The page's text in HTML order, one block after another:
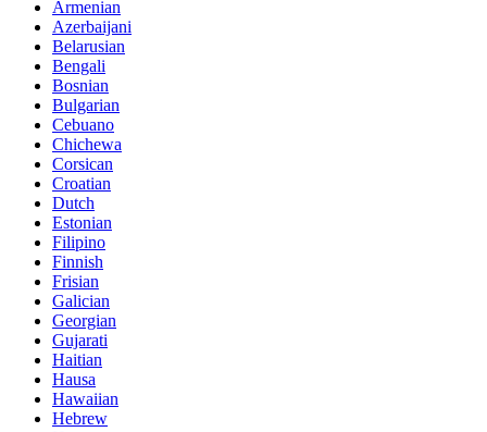
Armenian
Azerbaijani
Belarusian
Bengali
Bosnian
Bulgarian
Cebuano
Chichewa
Corsican
Croatian
Dutch
Estonian
Filipino
Finnish
Frisian
Galician
Georgian
Gujarati
Haitian
Hausa
Hawaiian
Hebrew